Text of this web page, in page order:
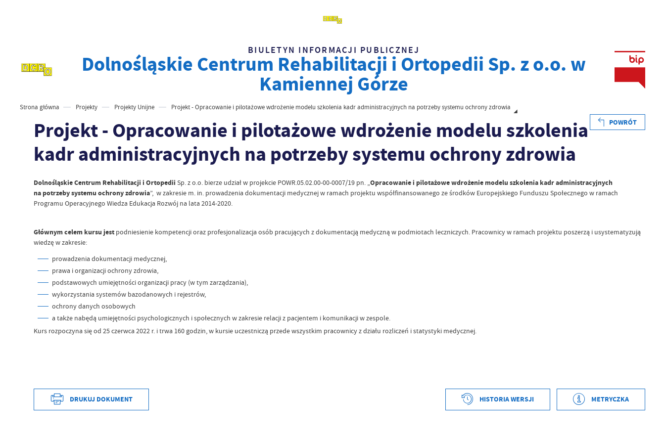
BIULETYN INFORMACJI PUBLICZNEJ
Dolnośląskie Centrum Rehabilitacji i Ortopedii Sp. z o.o. w
Kamiennej Górze
Strona główna Projekty Projekty Unijne Projekt - Opracowanie i pilotażowe wdrożenie modelu szkolenia kadr administracyjnych na potrzeby systemu ochrony zdrowia
Projekt - Opracowanie i pilotażowe wdrożenie modelu szkolenia
kadr administracyjnych na potrzeby systemu ochrony zdrowia
POWRÓT
Dolnośląskie Centrum Rehabilitacji i Ortopedii Sp. z o.o. bierze udział w projekcie POWR.05.02.00-00-0007/19 pn. „Opracowanie i pilotażowe wdrożenie modelu szkolenia kadr administracyjnych
na potrzeby systemu ochrony zdrowia”, w zakresie m. in. prowadzenia dokumentacji medycznej w ramach projektu współfinansowanego ze środków Europejskiego Funduszu Społecznego w ramach
Programu Operacyjnego Wiedza Edukacja Rozwój na lata 2014-2020.
Głównym celem kursu jest podniesienie kompetencji oraz profesjonalizacja osób pracujących z dokumentacją medyczną w podmiotach leczniczych. Pracownicy w ramach projektu poszerzą i usystematyzują
wiedzę w zakresie:
prowadzenia dokumentacji medycznej,
prawa i organizacji ochrony zdrowia,
podstawowych umiejętności organizacji pracy (w tym zarządzania),
wykorzystania systemów bazodanowych i rejestrów,
ochrony danych osobowych
a także nabędą umiejętności psychologicznych i społecznych w zakresie relacji z pacjentem i komunikacji w zespole.
Kurs rozpoczyna się od 25 czerwca 2022 r. i trwa 160 godzin, w kursie uczestniczą przede wszystkim pracownicy z działu rozliczeń i statystyki medycznej.
DRUKUJ DOKUMENT HISTORIA WERSJI METRYCZKA